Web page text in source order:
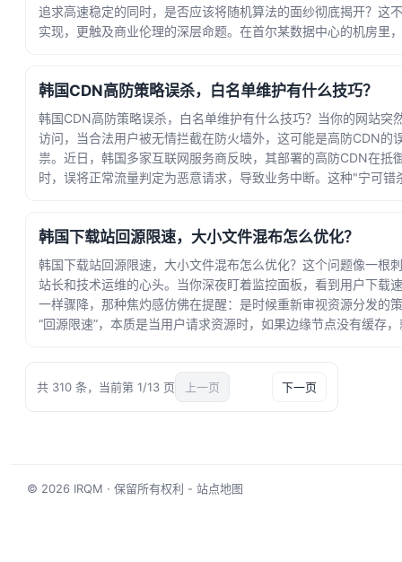
追求高速稳定的同时，是否应该将随机算法的面纱彻底揭开？这
实现，更触及商业伦理的深层命题。在首尔某数据中心的机房里
韩国CDN高防策略误杀，白名单维护有什么技巧？
韩国CDN高防策略误杀，白名单维护有什么技巧？当你的网站突
访问，当合法用户被无情拦截在防火墙外，这可能是高防CDN的
祟。近日，韩国多家互联网服务商反映，其部署的高防CDN在抵
时，误将正常流量判定为恶意请求，导致业务中断。这种"宁可错
韩国下载站回源限速，大小文件混布怎么优化？
韩国下载站回源限速，大小文件混布怎么优化？这个问题像一根
站长和技术运维的心头。当你深夜盯着监控面板，看到用户下载
一样骤降，那种焦灼感仿佛在提醒：是时候重新审视资源分发的
“回源限速”，本质是当用户请求资源时，如果边缘节点没有缓存
共 310 条，当前第 1/13 页 上一页 下一页
© 2026 IRQM · 保留所有权利 - 站点地图